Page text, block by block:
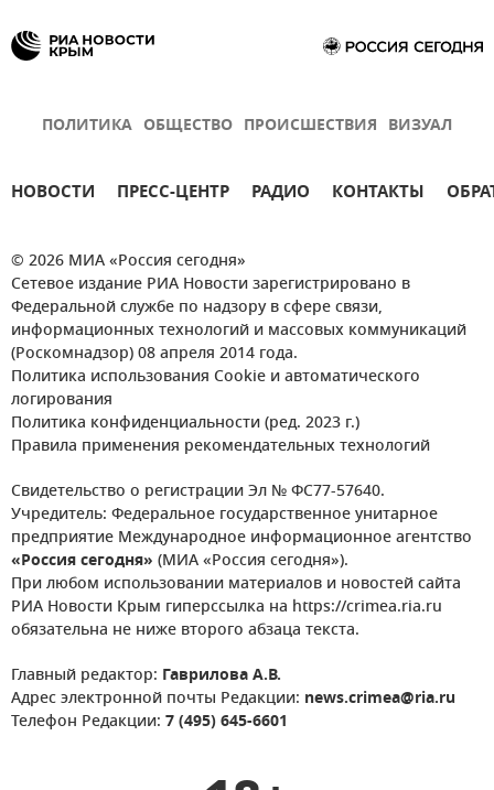
ПОЛИТИКА ОБЩЕСТВО ПРОИСШЕСТВИЯ ВИЗУАЛ
НОВОСТИ ПРЕСС-ЦЕНТР РАДИО КОНТАКТЫ
© 2026 МИА «Россия сегодня»
Сетевое издание РИА Новости зарегистрировано в
Федеральной службе по надзору в сфере связи,
информационных технологий и массовых коммуникаций
(Роскомнадзор) 08 апреля 2014 года.
Политика использования Cookie и автоматического
логирования
Политика конфиденциальности (ред. 2023 г.)
Правила применения рекомендательных технологий
Свидетельство о регистрации Эл № ФС77-57640.
Учредитель: Федеральное государственное унитарное
предприятие Международное информационное агентство
«Россия сегодня» (МИА «Россия сегодня»).
При любом использовании материалов и новостей сайта
РИА Новости Крым гиперссылка на https://crimea.ria.ru
обязательна не ниже второго абзаца текста.
Главный редактор: Гаврилова А.В.
Адрес электронной почты Редакции: news.crimea@ria.ru
Телефон Редакции: 7 (495) 645-6601